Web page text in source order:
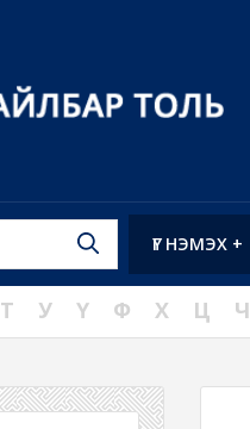
ҮГ НЭМЭХ +
Т У Ү Ф Х Ц Ч